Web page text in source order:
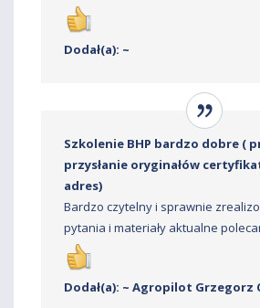
Dodał(a): ~
Szkolenie BHP bardzo dobre (
przysłanie oryginałów
adres)
Bardzo czytelny i sprawnie
pytania i materiały aktualne
Dodał(a): ~ Agropilot Grzegorz